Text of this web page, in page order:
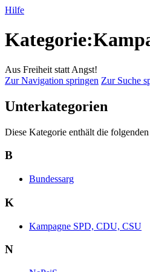
Hilfe
Aus Freiheit statt Angst!
Zur Navigation springen Zur Suche
Unterkategorien
Diese Kategorie enthält die
B
Bundessarg
K
Kampagne SPD, CDU, CSU
N